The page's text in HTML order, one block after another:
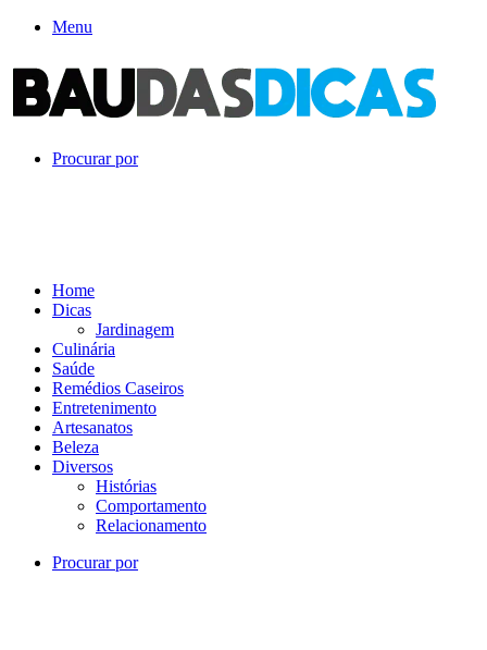
Menu
Procurar por
Home
Dicas
Jardinagem
Culinária
Saúde
Remédios Caseiros
Entretenimento
Artesanatos
Beleza
Diversos
Histórias
Comportamento
Relacionamento
Procurar por